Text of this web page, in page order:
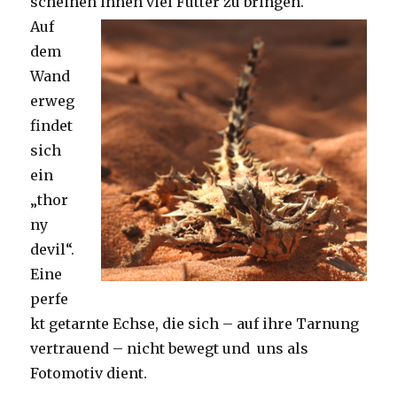
Auf
dem
Wand
erweg
findet
sich
ein
„thor
ny
devil“.
Eine
perfe
kt getarnte Echse, die sich – auf ihre Tarnung
vertrauend – nicht bewegt und uns als
Fotomotiv dient.